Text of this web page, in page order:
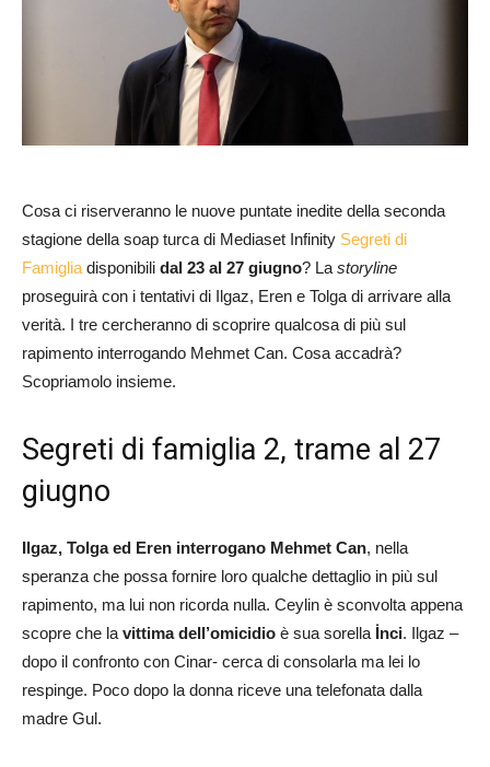
Cosa ci riserveranno le nuove puntate inedite della seconda
stagione della soap turca di Mediaset Infinity Segreti di
Famiglia disponibili dal 23 al 27 giugno? La storyline
proseguirà con i tentativi di Ilgaz, Eren e Tolga di arrivare alla
verità. I tre cercheranno di scoprire qualcosa di più sul
rapimento interrogando Mehmet Can. Cosa accadrà?
Scopriamolo insieme.
Segreti di famiglia 2, trame al 27
giugno
Ilgaz, Tolga ed Eren interrogano Mehmet Can, nella
speranza che possa fornire loro qualche dettaglio in più sul
rapimento, ma lui non ricorda nulla. Ceylin è sconvolta appena
scopre che la vittima dell’omicidio è sua sorella İnci. Ilgaz –
dopo il confronto con Cinar- cerca di consolarla ma lei lo
respinge. Poco dopo la donna riceve una telefonata dalla
madre Gul.